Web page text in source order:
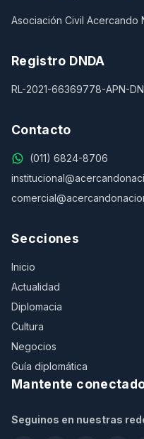
Asociación Civil Acercando
Registro DNDA
RL-2021-66369778-APN-
Contacto
(011) 6824-8706
Secciones
Inicio
Actualidad
Diplomacia
Cultura
Negocios
Guía diplomática
Mantente
Seguinos en nuestras